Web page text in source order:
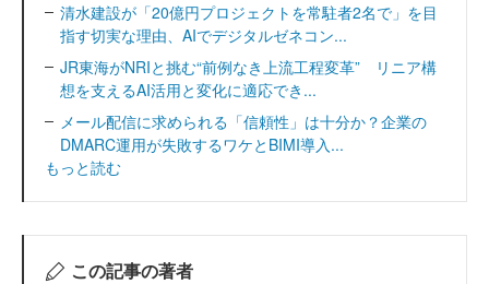
清水建設が「20億円プロジェクトを常駐者2名で」を目
指す切実な理由、AIでデジタルゼネコン...
JR東海がNRIと挑む“前例なき上流工程変革” リニア構
想を支えるAI活用と変化に適応でき...
メール配信に求められる「信頼性」は十分か？企業の
DMARC運用が失敗するワケとBIMI導入...
もっと読む
この記事の著者